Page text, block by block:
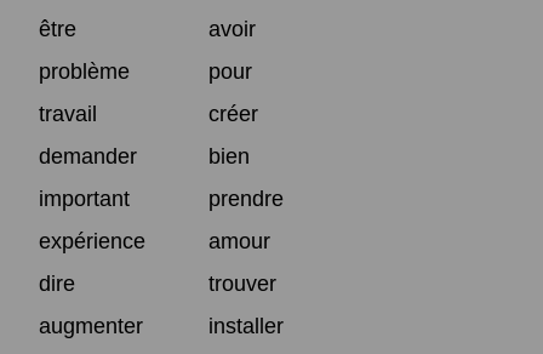
être
avoir
problème
pour
travail
créer
demander
bien
important
prendre
expérience
amour
dire
trouver
augmenter
installer